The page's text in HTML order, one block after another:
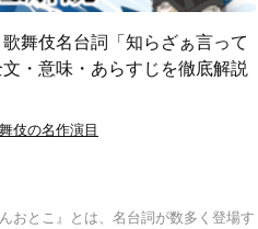
歌舞伎名台詞「知らざぁ言って
・意味・あらすじを徹底解説
伎の名作演目
おとこ』とは、名台詞が数多く登場す